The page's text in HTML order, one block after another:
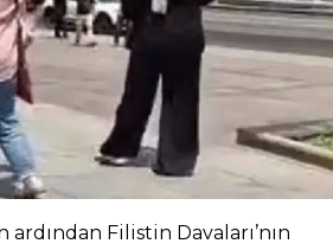
ardından Filistin Davaları’nın